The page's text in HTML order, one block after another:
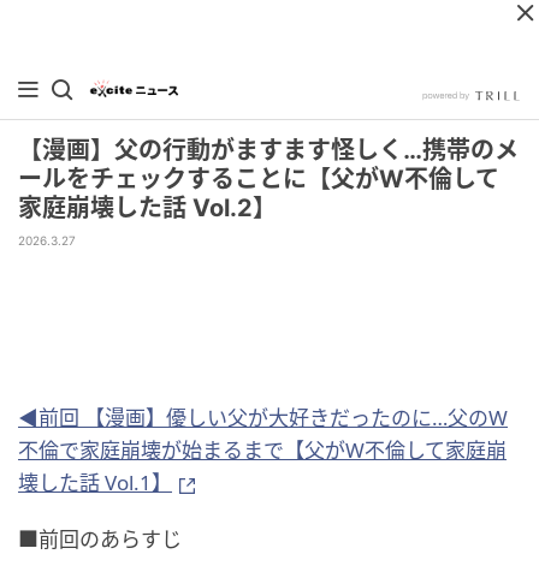
【漫画】父の行動がますます怪しく…携帯のメ
ールをチェックすることに【父がW不倫して
家庭崩壊した話 Vol.2】
2026.3.27
◀前回 【漫画】優しい父が大好きだったのに…父のW
不倫で家庭崩壊が始まるまで【父がW不倫して家庭崩
壊した話 Vol.1】
■前回のあらすじ